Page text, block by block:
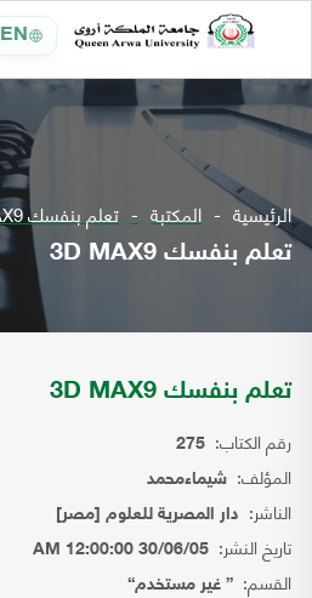
EN
الرئيسية المكتبة تعلم بنفسك 3D MAX9
تعلم بنفسك 3D MAX9
تعلم بنفسك 3D MAX9
رقم الكتاب: 275
المؤلف: شيماءمحمد
الناشر: دار المصرية للعلوم [مصر]
تاريخ النشر: 30/06/05 12:00:00 AM
القسم: { غير مستخدم}